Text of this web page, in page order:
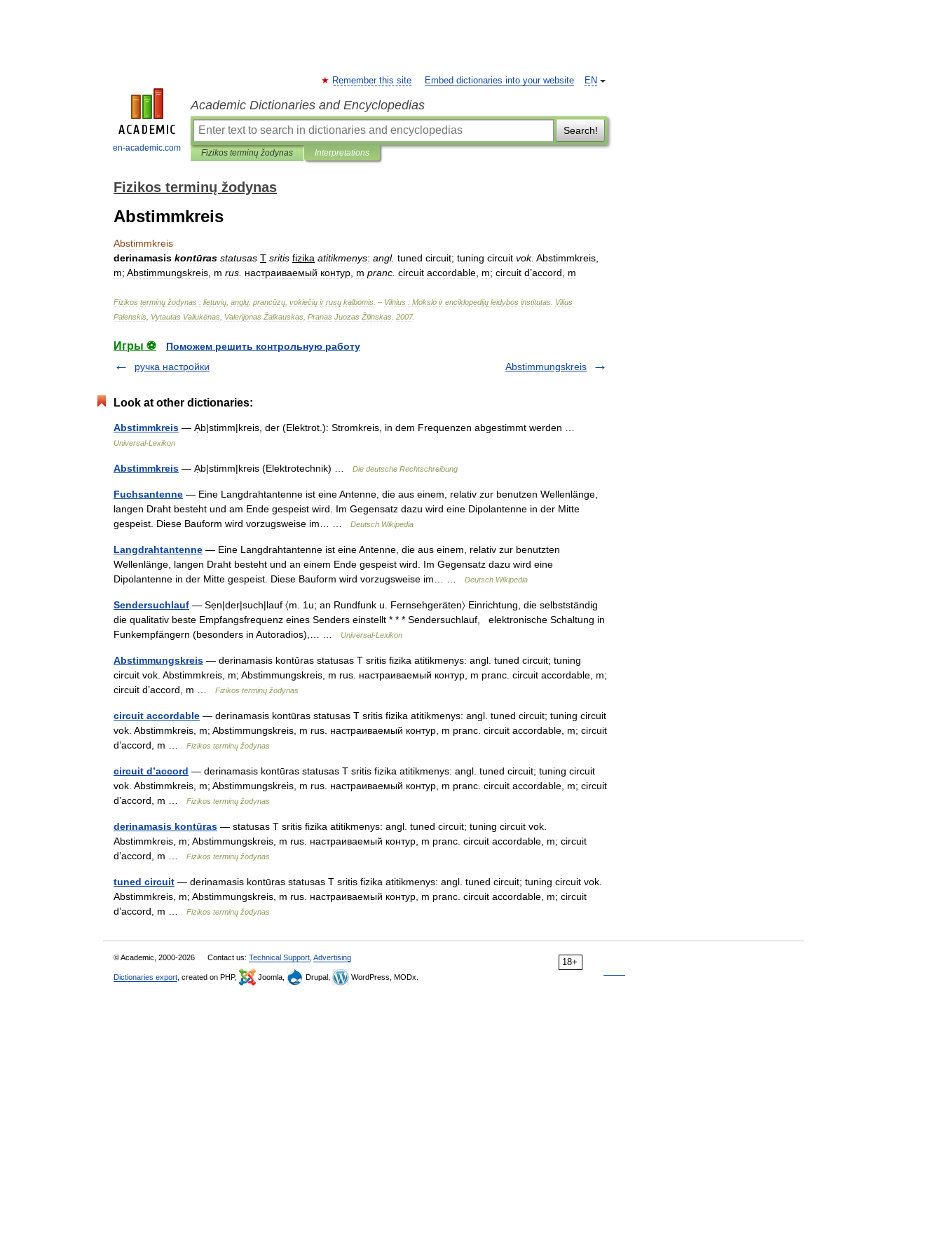
en-academic.com
EN
Remember this site Embed dictionaries into your website
Academic Dictionaries and Encyclopedias
Search!
Fizikos terminų žodynas Interpretations
Fizikos terminų žodynas
Abstimmkreis
Abstimmkreis
derinamasis kontūras statusas T sritis fizika atitikmenys: angl. tuned circuit; tuning circuit vok. Abstimmkreis
m; Abstimmungskreis m rus настраиваемый контур m pranc circuit accordable m; circuit d’accord m
Fizikos terminų žodynas : lietuvių anglų prancūzų vokiečių ir rusų kalbomis . – Vilnius : Mokslo ir enciklopedijų leidybos institutas Vilius
Palenskis Vytautas Valiukėnas Valerijonas Žalkauskas Pranas Juozas Žilinskas 2007.
Игры ⚽
Поможем решить контрольную работу
ручка настройки
Abstimmungskreis
Look at other dictionaries:
Abstimmkreis — Ạb|stimm|kreis, der (Elektrot.): Stromkreis, in dem Frequenzen abgestimmt werden …
Universal-Lexikon
Abstimmkreis — Ạb|stimm|kreis (Elektrotechnik) … Die deutsche Rechtschreibung
Fuchsantenne — Eine Langdrahtantenne ist eine Antenne, die aus einem, relativ zur benutzen Wellenlänge,
langen Draht besteht und am Ende gespeist wird. Im Gegensatz dazu wird eine Dipolantenne in der Mitte
gespeist. Diese Bauform wird vorzugsweise im… …
Deutsch Wikipedia
Langdrahtantenne — Eine Langdrahtantenne ist eine Antenne, die aus einem, relativ zur benutzten
Wellenlänge, langen Draht besteht und an einem Ende gespeist wird. Im Gegensatz dazu wird eine
Dipolantenne in der Mitte gespeist. Diese Bauform wird vorzugsweise im… …
Deutsch Wikipedia
Sendersuchlauf — Sẹn|der|such|lauf 〈m. 1u; an Rundfunk u. Fernsehgeräten〉 Einrichtung, die selbstständig
die qualitativ beste Empfangsfrequenz eines Senders einstellt * * * Sendersuchlauf, elektronische Schaltung in
Funkempfängern (besonders in Autoradios),… …
Universal-Lexikon
Abstimmungskreis — derinamasis kontūras statusas T sritis fizika atitikmenys: angl. tuned circuit; tuning
circuit vok. Abstimmkreis, m; Abstimmungskreis, m rus. настраиваемый контур, m pranc. circuit accordable, m;
circuit d’accord, m …
Fizikos terminų žodynas
circuit accordable — derinamasis kontūras statusas T sritis fizika atitikmenys: angl. tuned circuit; tuning circuit
vok. Abstimmkreis, m; Abstimmungskreis, m rus. настраиваемый контур, m pranc. circuit accordable, m; circuit
d’accord, m …
Fizikos terminų žodynas
circuit d’accord — derinamasis kontūras statusas T sritis fizika atitikmenys: angl. tuned circuit; tuning circuit
vok. Abstimmkreis, m; Abstimmungskreis, m rus. настраиваемый контур, m pranc. circuit accordable, m; circuit
d’accord, m …
Fizikos terminų žodynas
derinamasis kontūras — statusas T sritis fizika atitikmenys: angl. tuned circuit; tuning circuit vok.
Abstimmkreis, m; Abstimmungskreis, m rus. настраиваемый контур, m pranc. circuit accordable, m; circuit
d’accord, m …
Fizikos terminų žodynas
tuned circuit — derinamasis kontūras statusas T sritis fizika atitikmenys: angl. tuned circuit; tuning circuit vok.
Abstimmkreis, m; Abstimmungskreis, m rus. настраиваемый контур, m pranc. circuit accordable, m; circuit
d’accord, m …
Fizikos terminų žodynas
18+
© Academic, 2000-2026 Contact us: Technical Support Advertising
Dictionaries export , created on PHP, Joomla, Drupal, WordPress, MODx.